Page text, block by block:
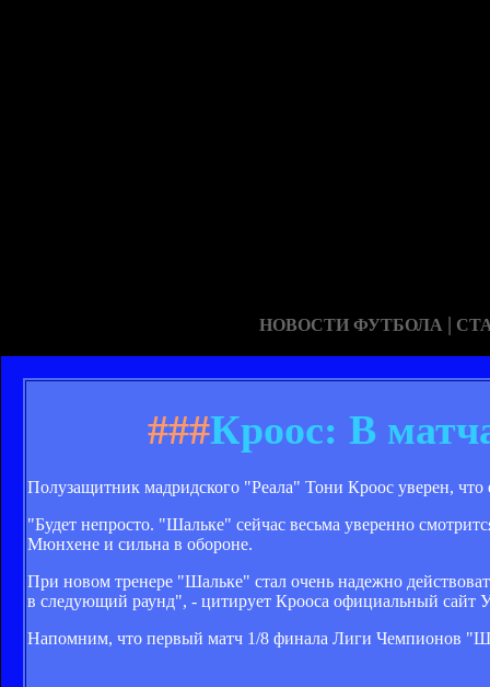
НОВОСТИ ФУТБОЛА |
###Кроос: В
Полузащитник мадридского "Реала" Тони Кроос уверен,
"Будет непросто. "Шальке" сейчас весьма уверенно
Мюнхене и сильна в обороне.
При новом тренере "Шальке" стал очень надежно
в следующий раунд", - цитирует Крооса официальный
Напомним, что первый матч 1/8 финала Лиги Чемпионов